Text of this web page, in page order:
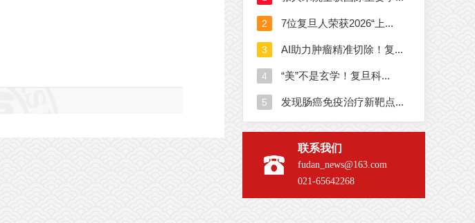
联系我们
fudan_news@163.com
021-65642268